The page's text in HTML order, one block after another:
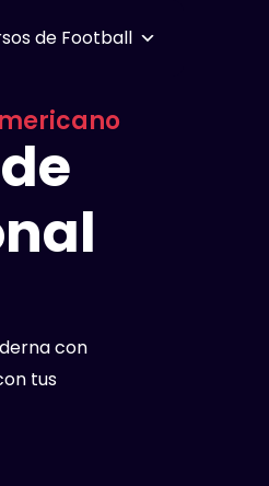
de Football
con
tus